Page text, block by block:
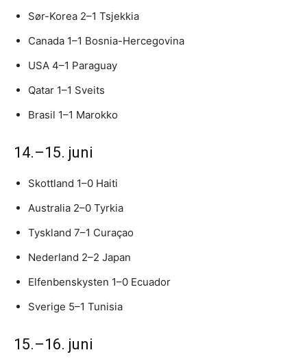
Sør-Korea 2–1 Tsjekkia
Canada 1–1 Bosnia-Hercegovina
USA 4–1 Paraguay
Qatar 1–1 Sveits
Brasil 1–1 Marokko
14.–15. juni
Skottland 1–0 Haiti
Australia 2–0 Tyrkia
Tyskland 7–1 Curaçao
Nederland 2–2 Japan
Elfenbenskysten 1–0 Ecuador
Sverige 5–1 Tunisia
15.–16. juni